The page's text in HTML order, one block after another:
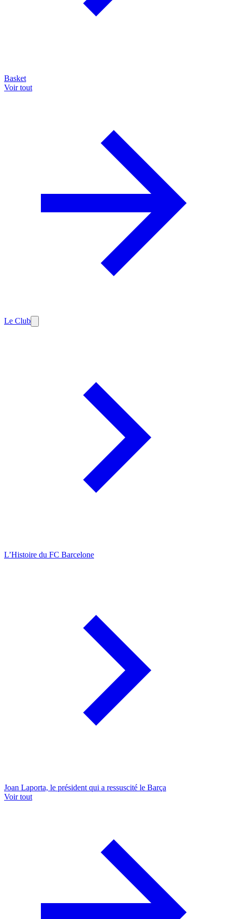
Basket
Voir tout
Le Club
L’Histoire du FC Barcelone
Joan Laporta, le président qui a ressuscité le Barça
Voir tout